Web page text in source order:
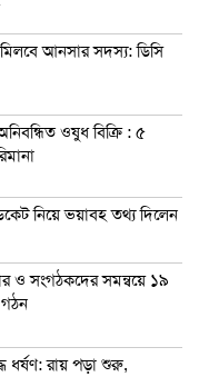
মিলবে আনসার সদস্য: ডিসি
ওষুধ বিক্রি : ৫
নিয়ে ভয়াবহ তথ্য দিলেন
ও সংগঠকদের সমন্বয়ে ১৯
গঠন
ধর্ষণ: রায় পড়া শুরু,